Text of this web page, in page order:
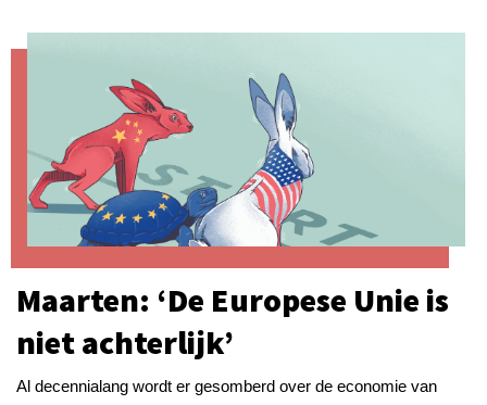
Maarten: ‘De Europese Unie is
niet achterlijk’
Al decennialang wordt er gesomberd over de economie van